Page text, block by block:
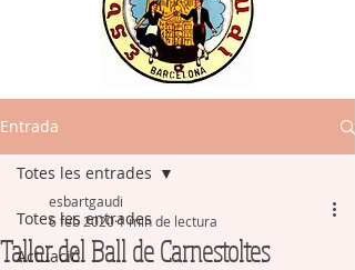
Entrada
Totes les entrades
Actuació
Totes les entrades
Taller del Ball de Carnestoltes
esbartgaudi
6 feb 20201 min de lectura